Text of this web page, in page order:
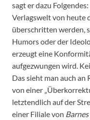
sagt er dazu
Verlagswelt von heute
überschritten werden,
Humors oder der
erzeugt eine
aufgezwungen wird.
Das sieht man auch an
von einer
letztendlich auf der
einer Filiale von